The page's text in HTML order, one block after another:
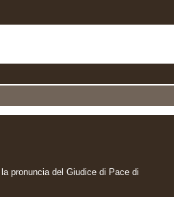
pronuncia del Giudice di Pace di